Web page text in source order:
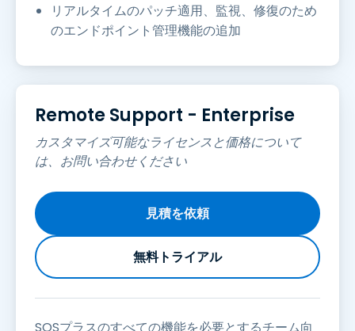
リアルタイムのパッチ適用、監視、修復のため
のエンドポイント管理機能の追加
Remote Support - Enterprise
カスタマイズ可能なライセンスと価格について
は、お問い合わせください
見積を依頼
無料トライアル